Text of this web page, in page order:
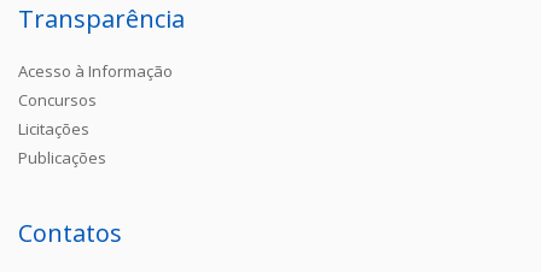
Transparência
Acesso à Informação
Concursos
Licitações
Publicações
Contatos